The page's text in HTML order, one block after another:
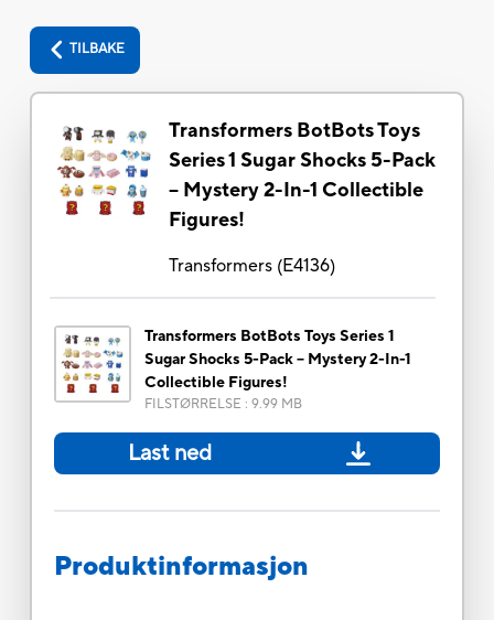
TILBAKE
Transformers BotBots Toys
Series 1 Sugar Shocks 5-Pack
-- Mystery 2-In-1 Collectible
Figures!
Transformers(E4136)
Transformers BotBots Toys Series 1
Sugar Shocks 5-Pack -- Mystery 2-In-1
Collectible Figures!
FILSTØRRELSE : 9.99 MB
Last ned
Produktinformasjon